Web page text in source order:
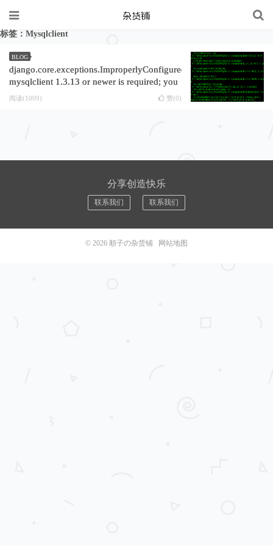
标签：Mysqlclient
BLOG
django.core.exceptions.ImproperlyConfigured:
mysqlclient 1.3.13 or newer is required; you
have 0.9.3.
阅读(1009) 赞(0)
分享创造快乐
联系我们 联系我们
© 2026 順子の杂货铺 网站地图